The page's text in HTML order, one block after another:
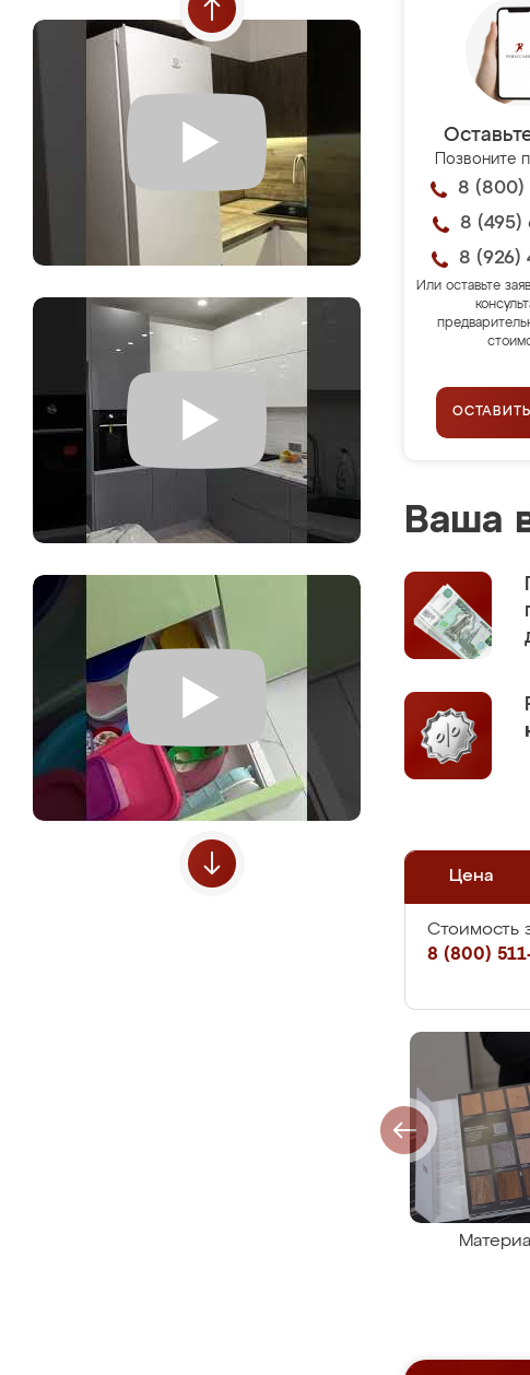
Позвоните
8 (800)
8 (495)
8 (926)
Или оставьте
Ваша
Цена
Стоимость
8 (800)